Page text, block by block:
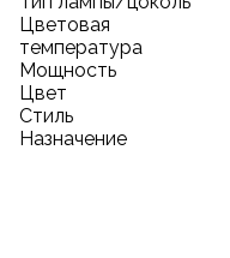
Цветовая
температура
Мощность
Цвет
Стиль
Назначение